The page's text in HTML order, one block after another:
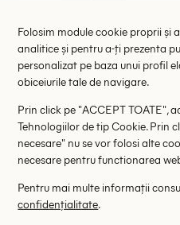
Folosim module cookie proprii și
analitice și pentru a-ți prezenta
personalizat pe baza unui profil
obiceiurile tale de navigare.
Prin click pe "ACCEPT TOATE",
Tehnologiilor de tip Cookie. Prin
necesare" nu se vor folosi alte
necesare pentru functionarea
Pentru mai multe informații
confidențialitate.